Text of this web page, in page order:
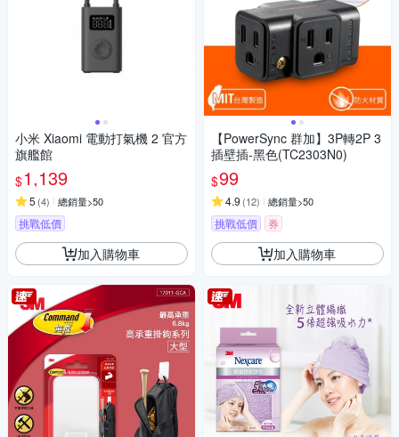
小米 Xiaomi 電動打氣機 2 官方
旗艦館
$1,139
5 (4) 總銷量>50
挑戰低價
加入購物車
【PowerSync 群加】3P轉2P 3
插壁插-黑色(TC2303N0)
$99
4.9 (12) 總銷量>50
挑戰低價 券
加入購物車